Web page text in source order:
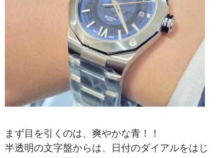
まず目を引くのは、爽やかな青！！
半透明の文字盤からは、日付のダイアルをはじ